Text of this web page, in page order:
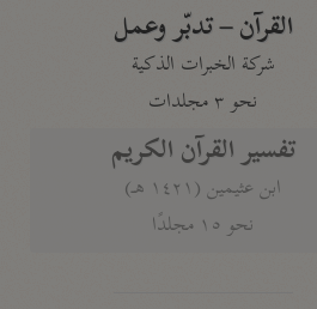
القرآن – تدبّر وعمل
شركة الخبرات الذكية
نحو ٣ مجلدات
تفسير القرآن الكريم
ابن عثيمين (١٤٢١ هـ)
نحو ١٥ مجلدًا